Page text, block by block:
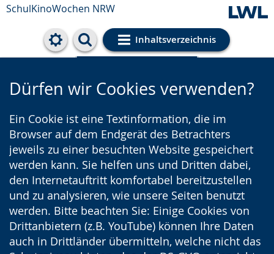
SchulKinoWochen NRW
Inhaltsverzeichnis
Cookie-Einstellungen
Dürfen wir Cookies verwenden?
Ein Cookie ist eine Textinformation, die im
Browser auf dem Endgerät des Betrachters
jeweils zu einer besuchten Website gespeichert
werden kann. Sie helfen uns und Dritten dabei,
den Internetauftritt komfortabel bereitzustellen
und zu analysieren, wie unsere Seiten benutzt
werden. Bitte beachten Sie: Einige Cookies von
Drittanbietern (z.B. YouTube) können Ihre Daten
auch in Drittländer übermitteln, welche nicht das